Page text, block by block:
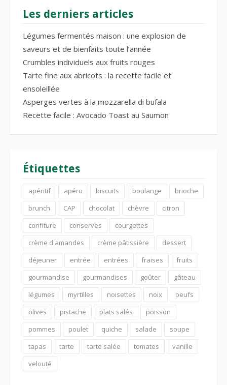
Les derniers articles
Légumes fermentés maison : une explosion de
saveurs et de bienfaits toute l’année
Crumbles individuels aux fruits rouges
Tarte fine aux abricots : la recette facile et
ensoleillée
Asperges vertes à la mozzarella di bufala
Recette facile : Avocado Toast au Saumon
Étiquettes
apéritif apéro biscuits boulange
brioche
brunch
CAP chocolat chèvre
citron
confiture
conserves
courgettes
crème d'amandes
crème pâtissière
dessert
déjeuner
entrée entrées fraises
fruits
gourmandise
gourmandises goûter
gâteau
légumes
myrtilles noisettes noix
oeufs
olives
pistache plats salés
poisson
pommes
poulet quiche salade
soupe
tapas
tarte tarte salée tomates
vanille
velouté